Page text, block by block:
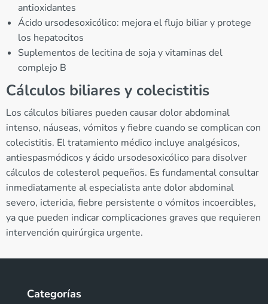
antioxidantes
Ácido ursodesoxicólico: mejora el flujo biliar y protege
los hepatocitos
Suplementos de lecitina de soja y vitaminas del
complejo B
Cálculos biliares y colecistitis
Los cálculos biliares pueden causar dolor abdominal
intenso, náuseas, vómitos y fiebre cuando se complican con
colecistitis. El tratamiento médico incluye analgésicos,
antiespasmódicos y ácido ursodesoxicólico para disolver
cálculos de colesterol pequeños. Es fundamental consultar
inmediatamente al especialista ante dolor abdominal
severo, ictericia, fiebre persistente o vómitos incoercibles,
ya que pueden indicar complicaciones graves que requieren
intervención quirúrgica urgente.
Categorías